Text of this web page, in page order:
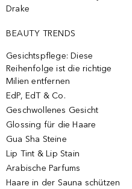
Drake
BEAUTY TRENDS
Gesichtspflege: Diese
Reihenfolge ist die richtige
Milien entfernen
EdP, EdT & Co.
Geschwollenes Gesicht
Glossing für die Haare
Gua Sha Steine
Lip Tint & Lip Stain
Arabische Parfums
Haare in der Sauna schützen